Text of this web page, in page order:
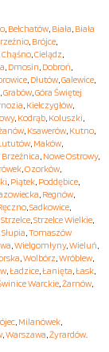
, Bełchatów, Biała, Biała
, Brójce,
Chąśno,Cielądz,
, Dmosin, Dobroń,
, Dłutów,Galewice,
,Grabów,Góra Świętej
, Kiełczygłów,
, Kodrąb, Koluszki,
, Ksawerów, Kutno,
, Maków,
Brzeźnica, Nowe Ostrowy,
,Ozorków,
, Piątek, Poddębice,
, Regnów,
,Sadkowice,
Strzelce,Strzelce Wielkie,
Słupia,Tomaszów
,Wielgomłyny,Wieluń,
,Wolbórz,Wróblew,
,Ładzice,Łanięta,Łask,
Warckie,Żarnów,
, Milanówek,
,Warszawa,Żyrardów.